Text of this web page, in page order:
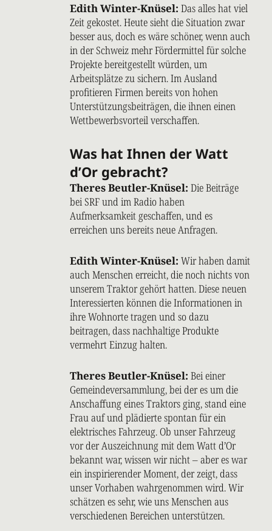
Edith Winter-Knüsel: Das alles hat viel
Zeit gekostet. Heute sieht die Situation zwar
besser aus, doch es wäre schöner, wenn auch
in der Schweiz mehr Fördermittel für solche
Projekte bereitgestellt würden, um
Arbeitsplätze zu sichern. Im Ausland
profitieren Firmen bereits von hohen
Unterstützungsbeiträgen, die ihnen einen
Wettbewerbsvorteil verschaffen.
Was hat Ihnen der Watt
d’Or gebracht?
Theres Beutler-Knüsel: Die Beiträge
bei SRF und im Radio haben
Aufmerksamkeit geschaffen, und es
erreichen uns bereits neue Anfragen.
Edith Winter-Knüsel: Wir haben damit
auch Menschen erreicht, die noch nichts von
unserem Traktor gehört hatten. Diese neuen
Interessierten können die Informationen in
ihre Wohnorte tragen und so dazu
beitragen, dass nachhaltige Produkte
vermehrt Einzug halten.
Theres Beutler-Knüsel: Bei einer
Gemeindeversammlung, bei der es um die
Anschaffung eines Traktors ging, stand eine
Frau auf und plädierte spontan für ein
elektrisches Fahrzeug. Ob unser Fahrzeug
vor der Auszeichnung mit dem Watt d’Or
bekannt war, wissen wir nicht – aber es war
ein inspirierender Moment, der zeigt, dass
unser Vorhaben wahrgenommen wird. Wir
schätzen es sehr, wie uns Menschen aus
verschiedenen Bereichen unterstützen.